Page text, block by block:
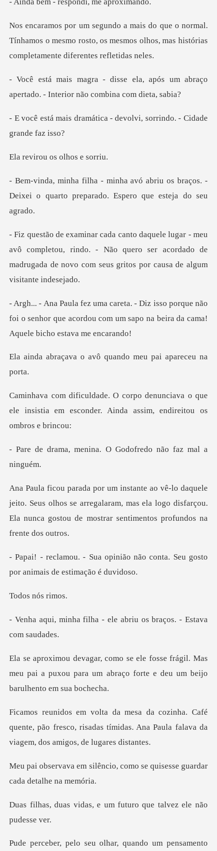
l.
Tínhamos o mesmo rosto, os mesmos olhos, mas hi
a, após um abraço
apertado. - Int
ica - devolvi, sorrindo.
u os olhos
briu os braços. -
Deixei o quarto prep
completou, rindo. - Não quero ser acordado de
madrugada de
porque não
foi o senhor que acordou com um sapo n
o avô quando meu pa
ciava o que
ele insistia em esconder. Ai
nina. O Godofredo n
. Seus olhos se arregalaram, mas ela logo disfarçou.
Ela nunc
nião não conta. Seu gosto
por
nós
ha - ele abriu os braço
rágil. Mas
meu pai a puxou para um abraço for
é
quente, pão fresco, risadas tímidas. Ana Paula
cio, como se quisesse guar
s, e um futuro que tal